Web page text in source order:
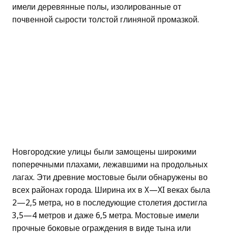
имели деревянные полы, изолированные от
почвенной сырости толстой глиняной промазкой.
Новгородские улицы были замощены широкими
поперечными плахами, лежавшими на продольных
лагах. Эти древние мостовые были обнаружены во
всех районах города. Ширина их в X—XI веках была
2—2,5 метра, но в последующие столетия достигла
3,5—4 метров и даже 6,5 метра. Мостовые имели
прочные боковые ограждения в виде тына или